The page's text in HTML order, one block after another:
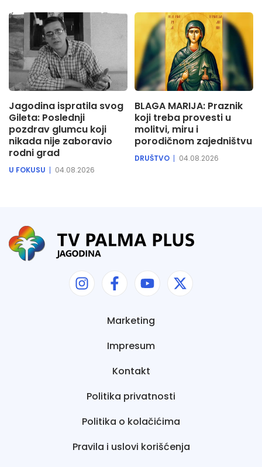
Jagodina ispratila svog
Gileta: Poslednji
pozdrav glumcu koji
nikada nije zaboravio
rodni grad
U FOKUSU 04.08.2026
BLAGA MARIJA: Praznik
koji treba provesti u
molitvi, miru i
porodičnom zajedništvu
DRUŠTVO 04.08.2026
Marketing
Impresum
Kontakt
Politika privatnosti
Politika o kolačićima
Pravila i uslovi korišćenja